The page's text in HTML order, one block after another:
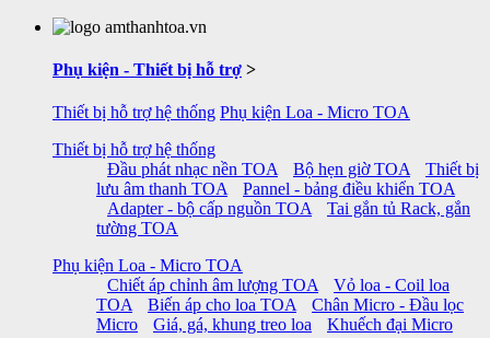
Phụ kiện - Thiết bị hỗ trợ >
Thiết bị hỗ trợ hệ thống Phụ kiện Loa - Micro TOA
Thiết bị hỗ trợ hệ thống
Đầu phát nhạc nền TOA
Bộ hẹn giờ TOA
Thiết bị
lưu âm thanh TOA
Pannel - bảng điều khiển TOA
Adapter - bộ cấp nguồn TOA
Tai gắn tủ Rack, gắn
tường TOA
Phụ kiện Loa - Micro TOA
Chiết áp chỉnh âm lượng TOA
Vỏ loa - Coil loa
TOA
Biến áp cho loa TOA
Chân Micro - Đầu lọc
Micro
Giá, gá, khung treo loa
Khuếch đại Micro